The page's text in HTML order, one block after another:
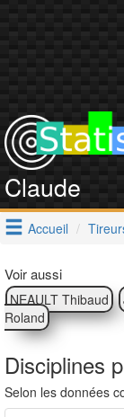
Claude
Accueil
Voir aussi
NEAULT Thibaud
Roland
Disciplines
Selon les données